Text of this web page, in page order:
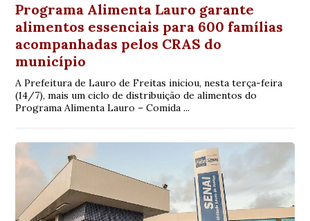
Programa Alimenta Lauro garante
alimentos essenciais para 600 famílias
acompanhadas pelos CRAS do
município
A Prefeitura de Lauro de Freitas iniciou, nesta terça-feira
(14/7), mais um ciclo de distribuição de alimentos do
Programa Alimenta Lauro – Comida ...